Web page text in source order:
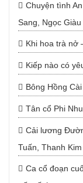
Chuyện tình
Sang, Ngọc Giàu
Khi hoa trà nở
Kiếp nào có
Bông Hồng
Tân cổ Phi
Cải lương
Tuấn, Thanh
Ca cổ đoạn